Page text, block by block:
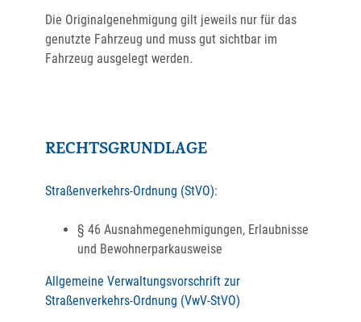
Die Originalgenehmigung gilt jeweils nur für das
genutzte Fahrzeug und muss gut sichtbar im
Fahrzeug ausgelegt werden.
RECHTSGRUNDLAGE
Straßenverkehrs-Ordnung (StVO):
§ 46 Ausnahmegenehmigungen, Erlaubnisse
und Bewohnerparkausweise
Allgemeine Verwaltungsvorschrift zur
Straßenverkehrs-Ordnung (VwV-StVO)